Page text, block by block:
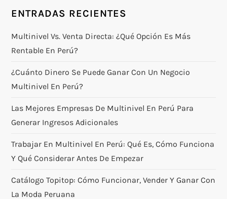
ENTRADAS RECIENTES
Multinivel Vs. Venta Directa: ¿qué Opción Es Más
Rentable En Perú?
¿Cuánto Dinero Se Puede Ganar Con Un Negocio
Multinivel En Perú?
Las Mejores Empresas De Multinivel En Perú Para
Generar Ingresos Adicionales
Trabajar En Multinivel En Perú: Qué Es, Cómo Funciona
Y Qué Considerar Antes De Empezar
Catálogo Topitop: Cómo Funcionar, Vender Y Ganar Con
La Moda Peruana